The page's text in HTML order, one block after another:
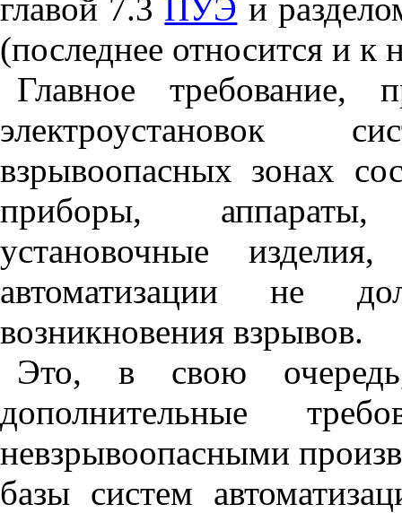
главой 7.3 ПУЭ и
(последнее относится и
Главное требование,
электроустановок
взрывоопасных зонах
приборы, аппараты,
установочные
автоматизации не
возникновения взрывов.
Это, в свою очередь,
дополнительные
невзрывоопасными
базы систем